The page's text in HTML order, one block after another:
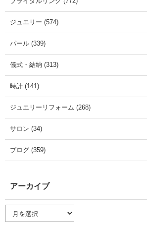
ジュエリー (574)
パール (339)
儀式・結納 (313)
時計 (141)
ジュエリーリフォーム (268)
サロン (34)
ブログ (359)
アーカイブ
ー